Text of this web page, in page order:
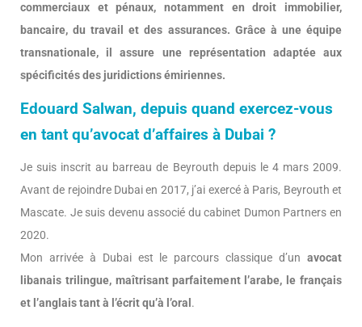
commerciaux et pénaux, notamment en droit immobilier,
bancaire, du travail et des assurances. Grâce à une équipe
transnationale, il assure une représentation adaptée aux
spécificités des juridictions émiriennes.
Edouard Salwan, depuis quand exercez-vous
en tant qu’avocat d’affaires à Dubai ?
Je suis inscrit au barreau de Beyrouth depuis le 4 mars 2009.
Avant de rejoindre Dubai en 2017, j’ai exercé à Paris, Beyrouth et
Mascate. Je suis devenu associé du cabinet Dumon Partners en
2020.
Mon arrivée à Dubai est le parcours classique d’un avocat
libanais trilingue, maîtrisant parfaitement l’arabe, le français
et l’anglais tant à l’écrit qu’à l’oral .